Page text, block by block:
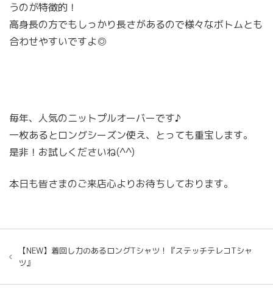
うのが特徴的！
高身長の方でもしっかり長さがあるので様々なボトムとも
合わせやすいですよ◎
毎年、人気のニットプルオーバーです♪
一枚あるとロングシーズン使え、とっても重宝します。
是非！お試しくださいね(^^)
本日も皆さまのご来店心よりお待ちしております。
【NEW】着回し力のあるロングTシャツ！『ステッチテレコTシャ
ツ』